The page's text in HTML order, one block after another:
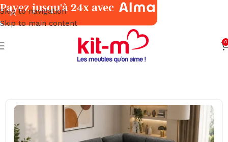
Skip to navigation
Skip to main content
0
Salons & Fauteuils Angles
Payez jusqu'à 24x avec